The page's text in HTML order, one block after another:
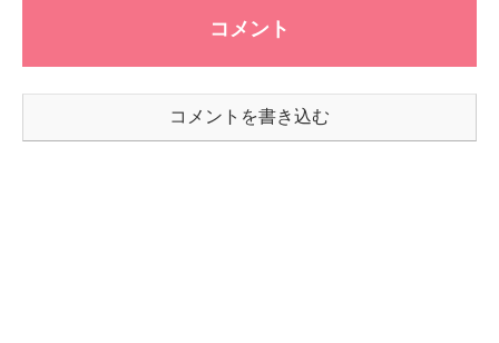
コメント
コメントを書き込む